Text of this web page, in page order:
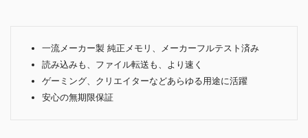
一流メーカー製 純正メモリ、メーカーフルテスト済み
読み込みも、ファイル転送も、より速く
ゲーミング、クリエイターなどあらゆる用途に活躍
安心の無期限保証